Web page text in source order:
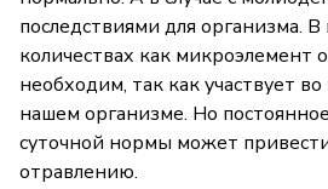
последствиями для организма.
количествах как микроэлемент
необходим, так как участвует
нашем организме. Но
суточной нормы может
отравлению.